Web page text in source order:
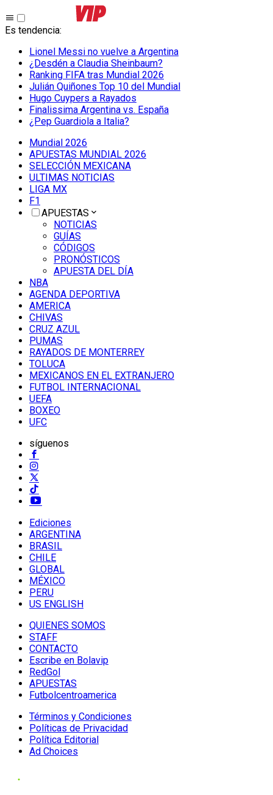
Es tendencia:
Lionel Messi no vuelve a Argentina
¿Desdén a Claudia Sheinbaum?
Ranking FIFA tras Mundial 2026
Julián Quiñones Top 10 del Mundial
Hugo Cuypers a Rayados
Finalissima Argentina vs. España
¿Pep Guardiola a Italia?
Mundial 2026
APUESTAS MUNDIAL 2026
SELECCIÓN MEXICANA
ULTIMAS NOTICIAS
LIGA MX
F1
APUESTAS
NOTICIAS
GUÍAS
CÓDIGOS
PRONÓSTICOS
APUESTA DEL DÍA
NBA
AGENDA DEPORTIVA
AMERICA
CHIVAS
CRUZ AZUL
PUMAS
RAYADOS DE MONTERREY
TOLUCA
MEXICANOS EN EL EXTRANJERO
FUTBOL INTERNACIONAL
UEFA
BOXEO
UFC
síguenos
Ediciones
ARGENTINA
BRASIL
CHILE
GLOBAL
MÉXICO
PERU
US ENGLISH
QUIENES SOMOS
STAFF
CONTACTO
Escribe en Bolavip
RedGol
APUESTAS
Futbolcentroamerica
Términos y Condiciones
Políticas de Privacidad
Política Editorial
Ad Choices